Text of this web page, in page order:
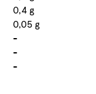
0,4 g
0,05 g
-
-
-